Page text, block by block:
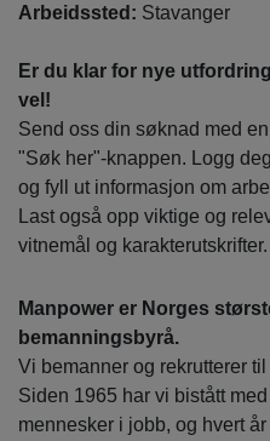
Arbeidssted: Stavanger
Er du klar for nye
vel!
Send oss din søknad med
"Søk her"-knappen. Logg
og fyll ut informasjon om
Last også opp viktige og
vitnemål og karakterutskrifter.
Manpower er Norges
bemanningsbyrå.
Vi bemanner og rekrutterer
Siden 1965 har vi bistått
mennesker i jobb, og hvert